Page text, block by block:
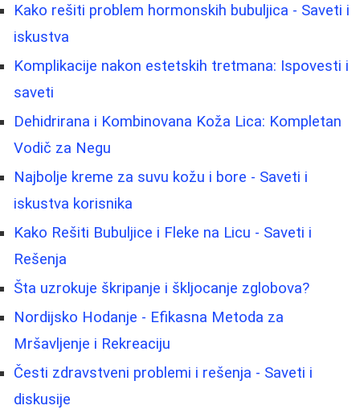
Kako rešiti problem hormonskih bubuljica - Saveti i
iskustva
Komplikacije nakon estetskih tretmana: Ispovesti i
saveti
Dehidrirana i Kombinovana Koža Lica: Kompletan
Vodič za Negu
Najbolje kreme za suvu kožu i bore - Saveti i
iskustva korisnika
Kako Rešiti Bubuljice i Fleke na Licu - Saveti i
Rešenja
Šta uzrokuje škripanje i škljocanje zglobova?
Nordijsko Hodanje - Efikasna Metoda za
Mršavljenje i Rekreaciju
Česti zdravstveni problemi i rešenja - Saveti i
diskusije